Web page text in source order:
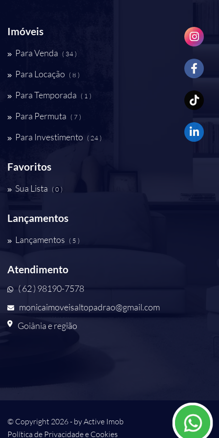
Imóveis
Para Venda ( 34 )
Para Locação ( 8 )
Para Temporada ( 1 )
Para Permuta ( 7 )
Para Investimento ( 24 )
Favoritos
Sua Lista ( 0 )
Lançamentos
Lançamentos ( 5 )
Atendimento
( 62 ) 98190-7578
monicaimoveisaltopadrao@gmail.com
Goiânia e região
© Copyright 2026 - byActive Imob
Política de Privacidade e Cookies